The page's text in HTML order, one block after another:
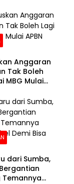
Anggaran
Tak Boleh
MBG Mulai
dari Sumba,